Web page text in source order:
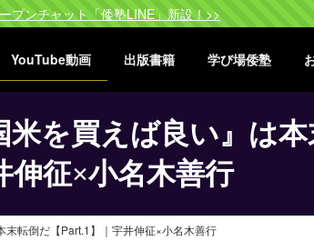
プンチャット「倭塾LINE」新設！>>
YouTube動画 出版書籍 学び場倭塾
を買えば良い』は本
伸征×小名木善行
転倒だ【Part.1】｜宇井伸征×小名木善行